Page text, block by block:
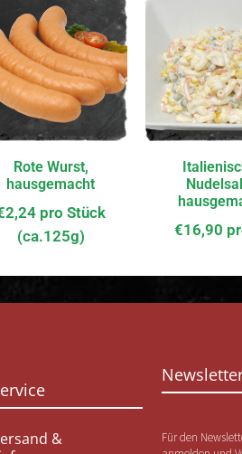
Rote Wurst,
hausgemacht
2,24 pro Stück
(ca.125g)
€16,90
&
Für den